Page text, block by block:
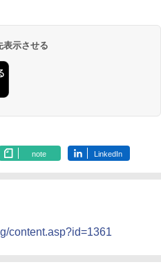
示させる
note LinkedIn
content.asp?id=1361